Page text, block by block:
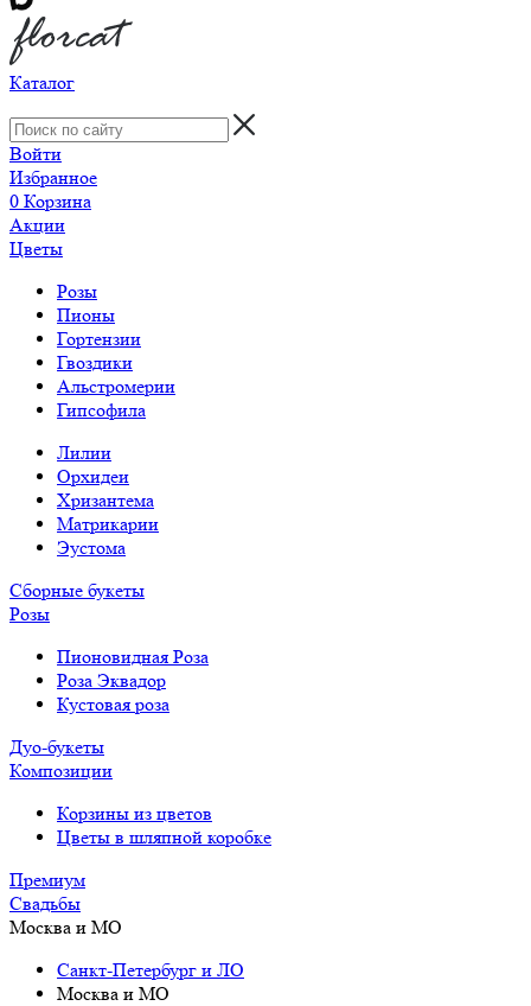
Каталог
Войти
Избранное
0 Корзина
Акции
Цветы
Розы
Пионы
Гортензии
Гвоздики
Альстромерии
Гипсофила
Лилии
Орхидеи
Хризантема
Матрикарии
Эустома
Сборные букеты
Розы
Пионовидная Роза
Роза Эквадор
Кустовая роза
Дуо-букеты
Композиции
Корзины из цветов
Цветы в шляпной коробке
Премиум
Свадьбы
Москва и МО
Санкт-Петербург и ЛО
Москва и МО